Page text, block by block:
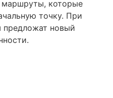
маршруты, которые
точку. При
предложат новый